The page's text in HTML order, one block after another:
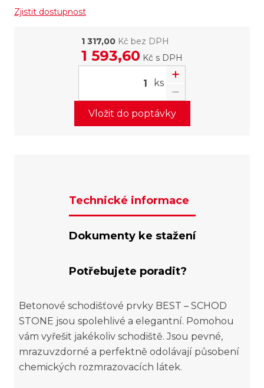
Zjistit dostupnost
1 317,00 Kč bez DPH
1 593,60 Kč s DPH
ks
Vložit do poptávky
Technické informace
Dokumenty ke stažení
Potřebujete poradit?
Betonové schodišťové prvky BEST – SCHOD
STONE jsou spolehlivé a elegantní. Pomohou
vám vyřešit jakékoliv schodiště. Jsou pevné,
mrazuvzdorné a perfektně odolávají působení
chemických rozmrazovacích látek.